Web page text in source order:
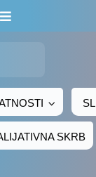
Za
Za djelatnike
SKRB